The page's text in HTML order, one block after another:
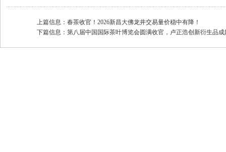
上篇信息： 春茶收官！2026新昌大佛龙井交易量价稳中有降！
下篇信息： 第八届中国国际茶叶博览会圆满收官，卢正浩创新衍生品